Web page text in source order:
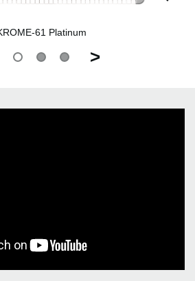
61 Platinum
>